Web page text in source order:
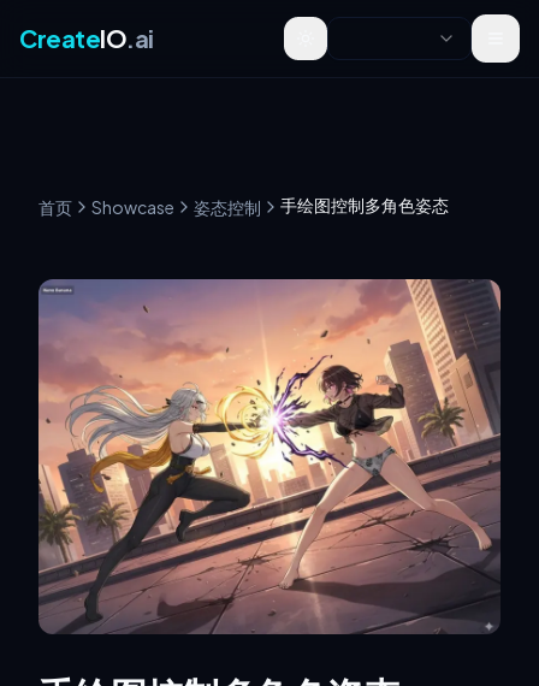
CreateIO.ai Toggle theme
首页 Showcase 姿态控制 手绘图控制多角色姿态